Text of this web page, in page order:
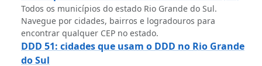
Todos os municípios do estado Rio Grande do Sul.
Navegue por cidades, bairros e logradouros para
encontrar qualquer CEP no estado.
DDD 51: cidades que usam o DDD no Rio Grande
do Sul